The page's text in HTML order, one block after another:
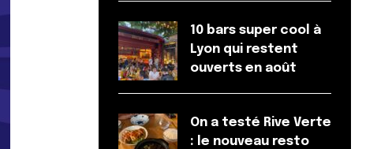
10 bars super cool à
Lyon qui restent
ouverts en août
On a testé Rive Verte
: le nouveau resto